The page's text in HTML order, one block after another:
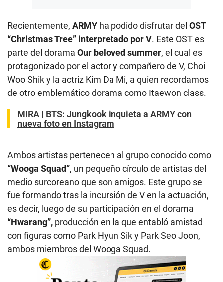
Recientemente, ARMY ha podido disfrutar del OST
“Christmas Tree” interpretado por V. Este OST es
parte del dorama Our beloved summer, el cual es
protagonizado por el actor y compañero de V, Choi
Woo Shik y la actriz Kim Da Mi, a quien recordamos
de otro emblemático dorama como Itaewon class.
MIRA | BTS: Jungkook inquieta a ARMY con
nueva foto en Instagram
Ambos artistas pertenecen al grupo conocido como
“Wooga Squad”, un pequeño círculo de artistas del
medio surcoreano que son amigos. Este grupo se
fue formando tras la incursión de V en la actuación,
es decir, luego de su participación en el dorama
“Hwarang”, producción en la que entabló amistad
con figuras como Park Hyun Sik y Park Seo Joon,
ambos miembros del Wooga Squad.